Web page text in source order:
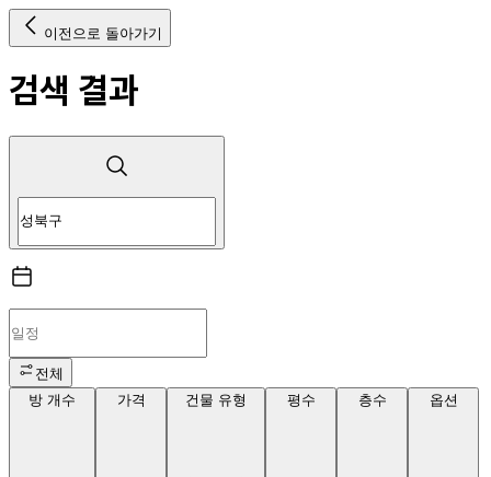
이전으로 돌아가기
검색 결과
전체
방 개수
가격 건물 유형 평수 층수 옵션